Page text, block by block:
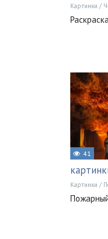
Картинки /
41
Картинки /